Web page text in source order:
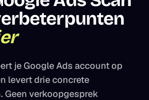
· B2B targeting
je Google Ads account op
levert drie concrete
Geen verkoopgesprek